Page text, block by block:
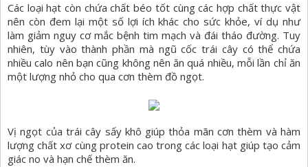
Các loại hạt còn chứa chất béo tốt cùng các hợp chất thực vật
nên còn đem lại một số lợi ích khác cho sức khỏe, ví dụ như
làm giảm nguy cơ mắc bệnh tim mạch và đái tháo đường. Tuy
nhiên, tùy vào thành phần mà ngũ cốc trái cây có thể chứa
nhiều calo nên bạn cũng không nên ăn quá nhiều, mỗi lần chỉ ăn
một lượng nhỏ cho qua cơn thèm đồ ngọt.
Vị ngọt của trái cây sấy khô giúp thỏa mãn cơn thèm và hàm
lượng chất xơ cùng protein cao trong các loại hạt giúp tạo cảm
giác no và hạn chế thèm ăn.